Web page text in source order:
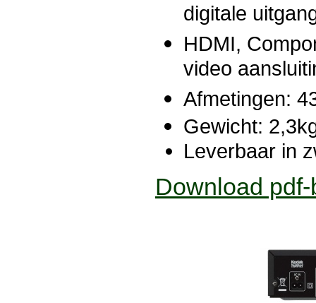
digitale
HDMI,
video
Afmetingen:
Gewicht:
Leverbaar in
Download